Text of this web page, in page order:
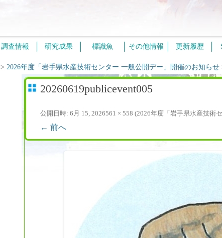
コ
ン
ン
ツ
へ
キ
調査情報 研究成果 標識魚 その他情報 更新履歴
> 2026年度「岩手県水産技術センター 一般公開デー」開催のお知らせ
20260619publicevent005
公開日時: 6月 15, 2026561 × 558 (2026年度「岩手県水産技術
← 前へ